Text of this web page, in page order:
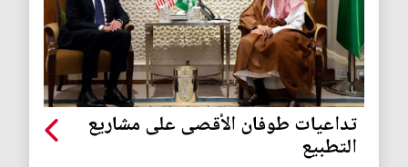
تداعيات طوفان الأقصى على مشاريع
التطبيع